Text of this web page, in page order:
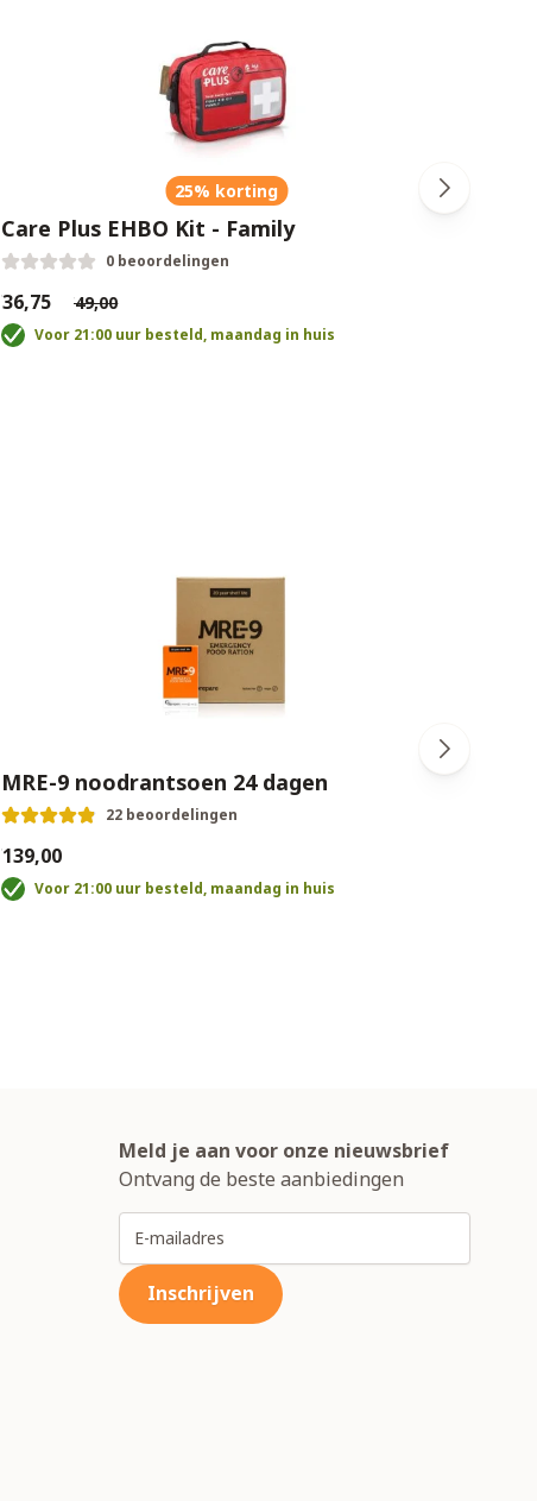
25% korting
Care Plus EHBO Kit - Family
0 beoordelingen
€36,75 €49,00
Voor 21:00 uur besteld, maandag in huis
MRE-9 noodrantsoen 24 dagen
22 beoordelingen
€139,00
Voor 21:00 uur besteld, maandag in huis
Meld je aan voor onze nieuwsbrief
Ontvang de beste aanbiedingen
E-mailadres
Inschrijven